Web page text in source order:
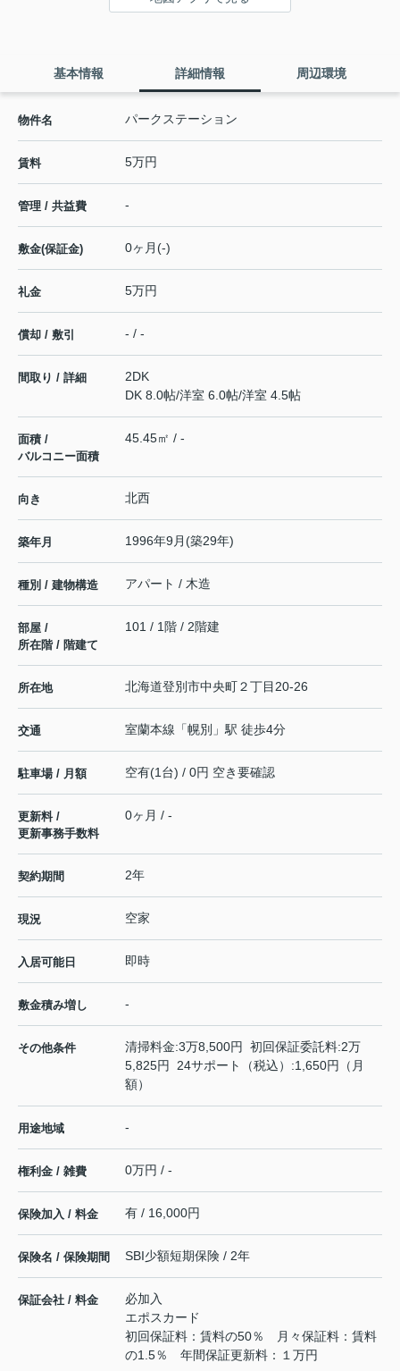
基本情報 詳細情報 周辺環境
物件名 パークステーション
賃料 5万円
管理 / 共益費 -
敷金(保証金) 0ヶ月(-)
礼金 5万円
償却 / 敷引 - / -
間取り / 詳細
2DK
DK 8.0帖/洋室 6.0帖/洋室 4.5帖
面積 /
バルコニー面積
45.45㎡ / -
向き 北西
築年月 1996年9月(築29年)
種別 / 建物構造 アパート / 木造
部屋 /
所在階 / 階建て
101 / 1階 / 2階建
所在地 北海道登別市中央町２丁目20-26
交通 室蘭本線 「幌別 」駅 徒歩4分
駐車場 / 月額 空有(1台) / 0円 空き要確認
更新料 /
更新事務手数料
0ヶ月 / -
契約期間 2年
現況 空家
入居可能日 即時
敷金積み増し -
その他条件
清掃料金:3万8,500円 初回保証委託料:2万
5,825円 24サポート（税込）:1,650円（月
額）
用途地域 -
権利金 / 雑費 0万円 / -
保険加入 / 料金 有 / 16,000円
保険名 / 保険期間 SBI少額短期保険 / 2年
保証会社 / 料金
必加入
エポスカード
初回保証料：賃料の50％ 月々保証料：賃料
の1.5％ 年間保証更新料：１万円